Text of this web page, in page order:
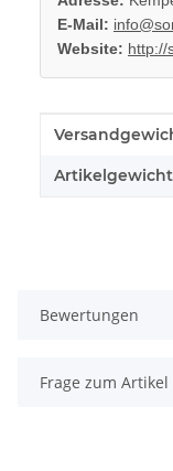
E-Mail:
Website: http://
Wert
Bewertungen
Frage zum Artikel